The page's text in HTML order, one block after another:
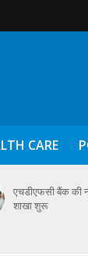
CARE
एचडीएफसी बैंक की
शाखा शुरू